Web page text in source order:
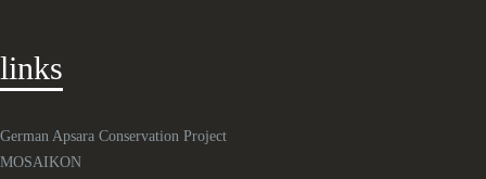
links
German Apsara Conservation Project
MOSAIKON